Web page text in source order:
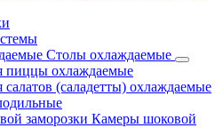
Столы охлаждаемые
пиццы охлаждаемые
(саладетты) охлаждаемые
Камеры шоковой